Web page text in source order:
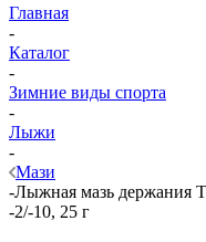
Главная
-
Каталог
-
Зимние виды спорта
-
Лыжи
-
Мази
-Лыжная мазь держания
-2/-10, 25 г